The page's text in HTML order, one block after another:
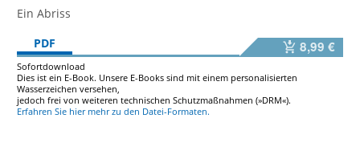
Ein Abriss
PDF
8,99 €
Sofortdownload
Dies ist ein E-Book. Unsere E-Books sind mit einem personalisierten
Wasserzeichen versehen,
jedoch frei von weiteren technischen Schutzmaßnahmen (»DRM«).
Erfahren Sie hier mehr zu den Datei-Formaten.